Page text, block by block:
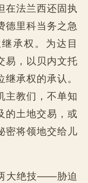
在法兰西还固执
德里科当务之急
承权。为达目
易，以贝内文托
承权的承认。
主教们，不单知
的土地交易，或
密将领地交给儿
大绝技——胁迫